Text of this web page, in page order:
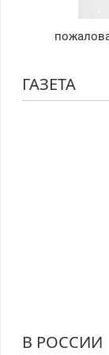
ГАЗЕТА
В РОССИИ